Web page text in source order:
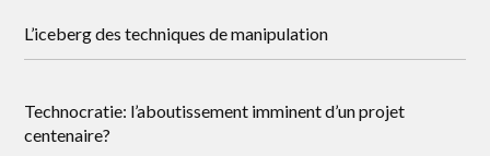
L’iceberg des techniques de manipulation
Technocratie: l’aboutissement imminent d’un projet
centenaire?